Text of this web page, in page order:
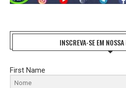
INSCREVA-SE EM
First Name